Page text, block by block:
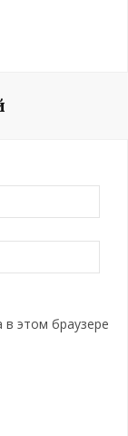
в этом браузере